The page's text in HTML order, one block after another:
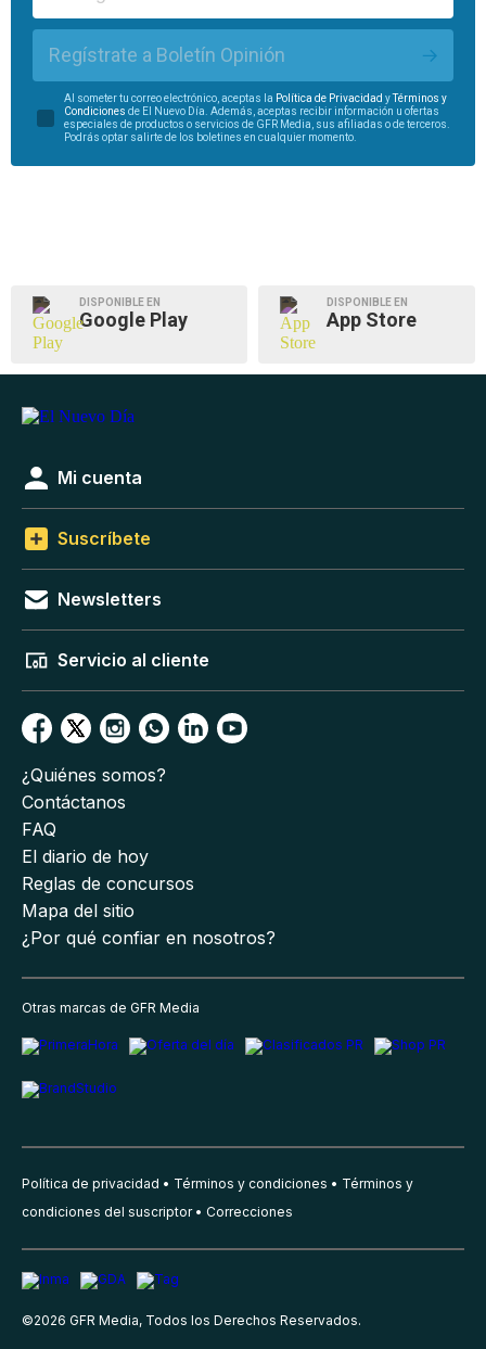
Regístrate a Boletín Opinión
Al someter tu correo electrónico, aceptas la Política de Privacidad y
Términos y
Condiciones de El Nuevo Día. Además, aceptas recibir información u ofertas
especiales de productos o servicios de GFR Media, sus afiliadas o de terceros.
Podrás optar salirte de los boletines en cualquier momento.
DISPONIBLE EN
Google Play
DISPONIBLE EN
App Store
Mi cuenta
Suscríbete
Newsletters
Servicio al cliente
¿Quiénes somos?
Contáctanos
FAQ
El diario de hoy
Reglas de concursos
Mapa del sitio
¿Por qué confiar en nosotros?
Otras marcas de GFR Media
Política de privacidad Términos y condiciones
Términos y
condiciones del suscriptor
Correcciones
©2026 GFR Media, Todos los Derechos Reservados.